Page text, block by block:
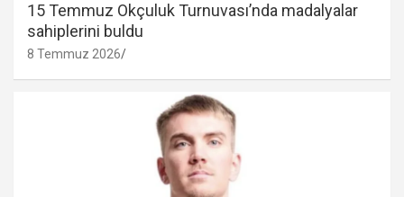
15 Temmuz Okçuluk Turnuvası’nda madalyalar
sahiplerini buldu
8 Temmuz 2026